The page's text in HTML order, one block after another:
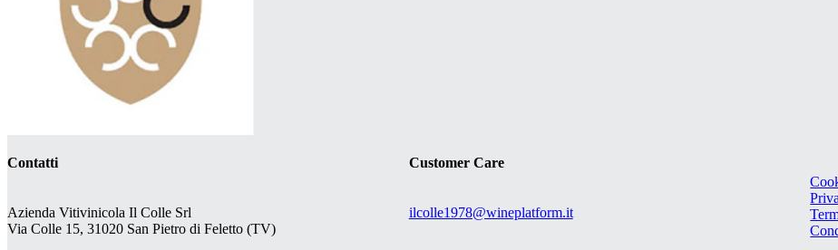
Contatti
Azienda Vitivinicola Il Colle Srl
Via Colle 15, 31020 San Pietro di Feletto (TV)
Customer Care
ilcolle1978@wineplatform.it